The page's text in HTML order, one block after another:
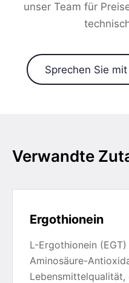
unser Team für
Sprechen Sie
Verwandte
Ergothionein
L-Ergothionein
Aminosäure-
Lebensmittelqualität,